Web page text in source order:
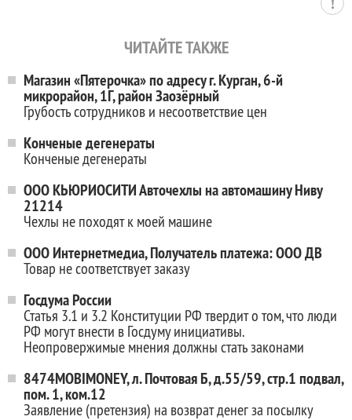
ЧИТАЙТЕ ТАКЖЕ
Магазин «Пятерочка» по адресу г. Курган, 6-й
микрорайон, 1Г, район Заозёрный
Грубость сотрудников и несоответствие цен
Конченые дегенераты
Конченые дегенераты
ООО КЬЮРИОСИТИ Авточехлы на автомашину Ниву
21214
Чехлы не походят к моей машине
ООО Интернетмедиа, Получатель платежа: ООО ДВ
Товар не соответствует заказу
Госдума России
Статья 3.1 и 3.2 Конституции РФ твердит о том, что люди
РФ могут внести в Госдуму инициативы.
Неопровержимые мнения должны стать законами
8474MOBIMONEY, л. Почтовая Б, д.55/59, стр.1 подвал,
пом. 1, ком.12
Заявление (претензия) на возврат денег за посылку